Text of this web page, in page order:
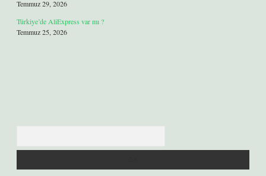
Temmuz 29, 2026
Türkiye’de AliExpress var mı ?
Temmuz 25, 2026